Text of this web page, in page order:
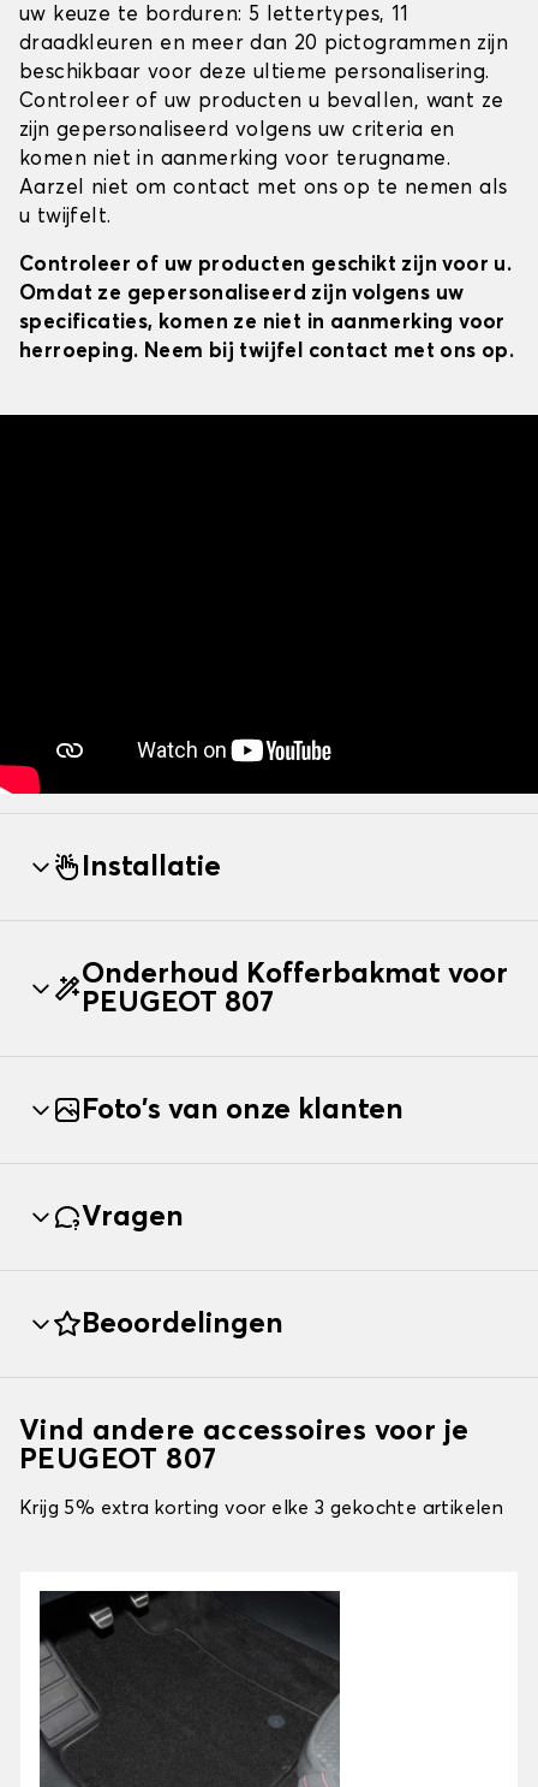
uw keuze te borduren: 5 lettertypes, 11
draadkleuren en meer dan 20 pictogrammen zijn
beschikbaar voor deze ultieme personalisering.
Controleer of uw producten u bevallen, want ze
zijn gepersonaliseerd volgens uw criteria en
komen niet in aanmerking voor terugname.
Aarzel niet om contact met ons op te nemen als
u twijfelt.
Controleer of uw producten geschikt zijn voor u.
Omdat ze gepersonaliseerd zijn volgens uw
specificaties, komen ze niet in aanmerking voor
herroeping. Neem bij twijfel contact met ons op.
Installatie
Onderhoud Kofferbakmat voor
PEUGEOT 807
Foto's van onze klanten
Vragen
Beoordelingen
Vind andere accessoires voor je
PEUGEOT 807
Krijg 5% extra korting voor elke 3 gekochte artikelen